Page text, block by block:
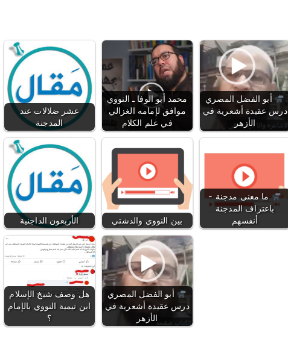
عشر ضلالات عند
المدجنة
محمد أبو الوفا ـ النووي
موافق لإمامه الغزالي
في علم الكلام
أبو الفضل المصري
درس عقيدة أشعرية في
الأزهر
الأربعون الداجنية بين النووي والدشتي
ما معنى مدجنة -
باعتراف المدجنة
أنفسهم
هل وصف شيخ الإسلام
ابن تيمية النووي بالإمام
؟
أبو الفضل المصري
درس عقيدة أشعرية في
الأزهر